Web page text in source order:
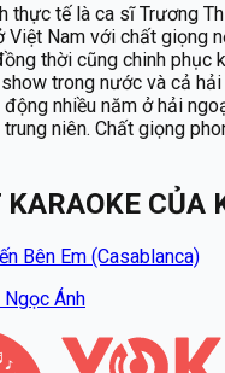
thực tế là ca sĩ Trương
Nam với chất giọng
thời cũng chinh phục
trong nước và cả
nhiều năm ở hải
niên. Chất giọng
CỦA
Bên Em (Casablanca)
Ngọc Ánh